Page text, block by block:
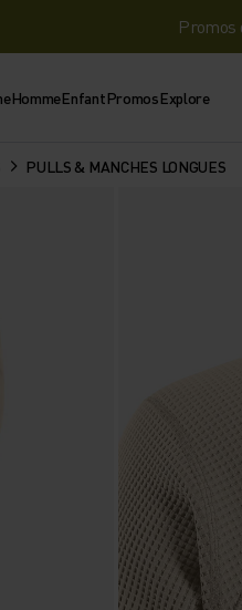
Promos
HommeEnfantPromosExplore
PULLS & MANCHES LONGUES